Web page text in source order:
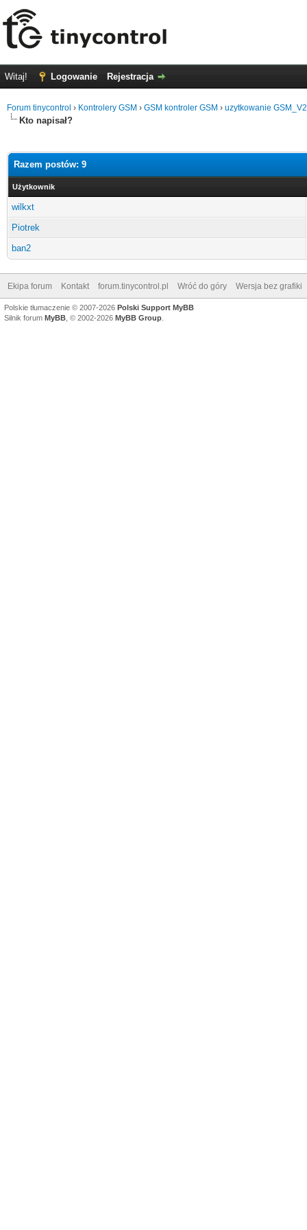
Witaj! Logowanie Rejestracja
Forum tinycontrol › Kontrolery GSM › GSM kontroler GSM › uzytkowanie
Kto napisał?
Razem postów: 9
Użytkownik
wilkxt
Piotrek
ban2
Ekipa forum Kontakt forum.tinycontrol.pl Wróć do góry Wersja bez grafiki
Polskie tłumaczenie © 2007-2026 Polski Support MyBB
Silnik forum MyBB , © 2002-2026 MyBB Group